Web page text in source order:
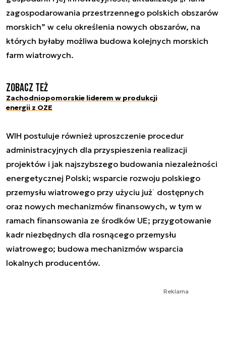
zagospodarowania przestrzennego polskich obszarów
morskich” w celu określenia nowych obszarów, na
których byłaby możliwa budowa kolejnych morskich
farm wiatrowych.
Zobacz też
Zachodniopomorskie liderem w produkcji
energii z OZE
WIH postuluje również uproszczenie procedur
administracyjnych dla przyspieszenia realizacji
projektów i jak najszybszego budowania niezależności
energetycznej Polski; wsparcie rozwoju polskiego
przemysłu wiatrowego przy użyciu już˙ dostępnych
oraz nowych mechanizmów finansowych, w tym w
ramach finansowania ze środków UE; przygotowanie
kadr niezbędnych dla rosnącego przemysłu
wiatrowego; budowa mechanizmów wsparcia
lokalnych producentów.
Reklama